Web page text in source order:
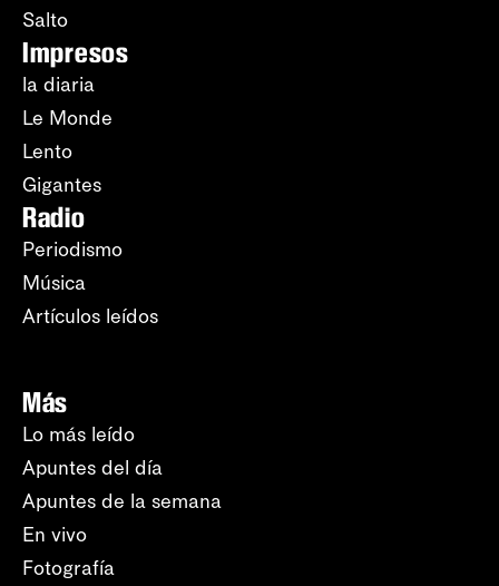
Salto
Impresos
la diaria
Le Monde
Lento
Gigantes
Radio
Periodismo
Música
Artículos leídos
Más
Lo más leído
Apuntes del día
Apuntes de la semana
En vivo
Fotografía